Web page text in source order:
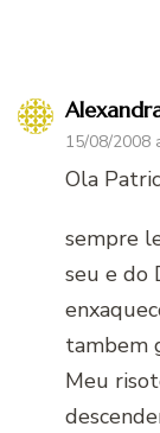
15/08/2008
Ola
sempre
seu e do
tambem
Meu